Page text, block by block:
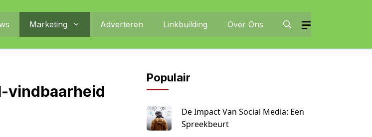
Marketing Adverteren Linkbuilding Over Ons
vindbaarheid
Populair
De Impact Van Social Media: Een
Spreekbeurt